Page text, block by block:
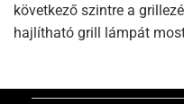
következő szintre a
hajlítható grill lámpát